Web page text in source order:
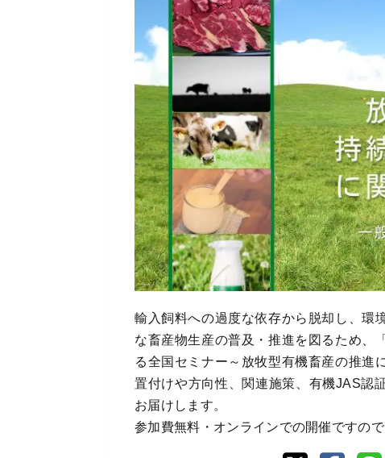
輸入飼料への過度な依存から脱却し、環
な畜産物生産の普及・推進を図るため、
る全国セミナー～放牧型有機畜産の推進
置付けや方向性、関連施策、有機JAS認
お届けします。
参加費無料・オンラインでの開催ですの